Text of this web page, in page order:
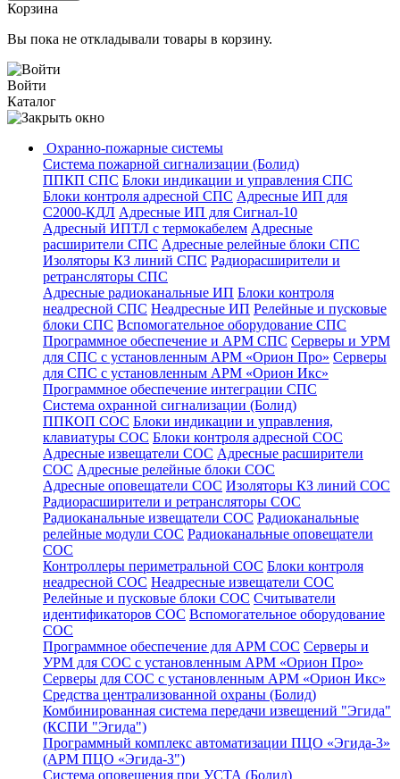
Корзина
Вы пока не откладывали товары в корзину.
Войти
Каталог
Охранно-пожарные системы
Система пожарной сигнализации (Болид)
ППКП СПС Блоки индикации и управления СПС
Блоки контроля адресной СПС Адресные ИП для
С2000-КДЛ Адресные ИП для Сигнал-10
Адресный ИПТЛ с термокабелем Адресные
расширители СПС Адресные релейные блоки СПС
Изоляторы КЗ линий СПС Радиорасширители и
ретрансляторы СПС
Адресные радиоканальные ИП Блоки контроля
неадресной СПС Неадресные ИП Релейные и пусковые
блоки СПС Вспомогательное оборудование СПС
Программное обеспечение и АРМ СПС Серверы и УРМ
для СПС с установленным АРМ «Орион Про» Серверы
для СПС с установленным АРМ «Орион Икс»
Программное обеспечение интеграции СПС
Система охранной сигнализации (Болид)
ППКОП СОС Блоки индикации и управления,
клавиатуры СОС Блоки контроля адресной СОС
Адресные извещатели СОС Адресные расширители
СОС Адресные релейные блоки СОС
Адресные оповещатели СОС Изоляторы КЗ линий СОС
Радиорасширители и ретрансляторы СОС
Радиоканальные извещатели СОС Радиоканальные
релейные модули СОС Радиоканальные оповещатели
СОС
Контроллеры периметральной СОС Блоки контроля
неадресной СОС Неадресные извещатели СОС
Релейные и пусковые блоки СОС Считыватели
идентификаторов СОС Вспомогательное оборудование
СОС
Программное обеспечение для АРМ СОС Серверы и
УРМ для СОС с установленным АРМ «Орион Про»
Серверы для СОС с установленным АРМ «Орион Икс»
Средства централизованной охраны (Болид)
Комбинированная система передачи извещений "Эгида"
(КСПИ "Эгида")
Программный комплекс автоматизации ПЦО «Эгида-3»
(АРМ ПЦО «Эгида-3")
Система оповещения при УСТА (Болид)